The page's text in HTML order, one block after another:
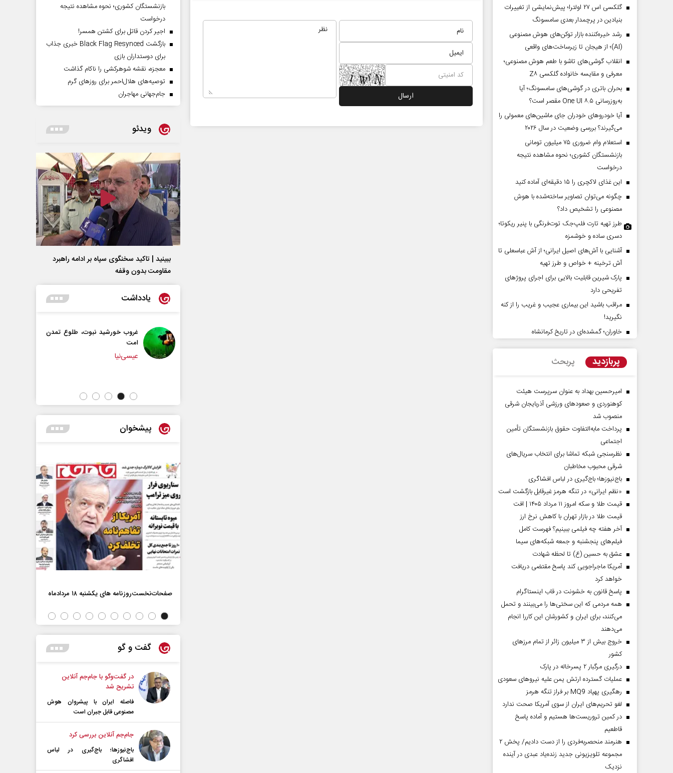
گلکسی اس ۲۷ اولترا؛ پیش‌نمایشی از تغییرات
بنیادین در پرچمدار بعدی سامسونگ
رشد خیره‌کننده بازار توکن‌های هوش مصنوعی
(AI)؛ از هیجان تا زیرساخت‌های واقعی
انقلاب گوشی‌های تاشو‌ با طعم هوش مصنوعی؛
معرفی و مقایسه خانواده گلکسی Z۸
بحران باتری در گوشی‌های سامسونگ؛ آیا
به‌روزرسانی One UI ۸.۵ مقصر است؟
آیا خودروهای خودران جای ماشین‌های معمولی را
می‌گیرند؟ بررسی وضعیت در سال ۲۰۲۶
استعلام وام ضروری ۷۵ میلیون تومانی
بازنشستگان کشوری؛ نحوه مشاهده نتیجه
درخواست
این غذای لاکچری را ۱۵ دقیقه‌ای آماده کنید
چگونه می‌توان تصاویر ساخته‌شده با هوش
مصنوعی را تشخیص داد؟
طرز تهیه تارت فلپ‌جک توت‌فرنگی با پنیر ریکوتا؛
دسری ساده و خوشمزه
آشنایی با آش‌های اصیل ایرانی؛ از آش عباسعلی تا
آش ترخینه + خواص و طرز تهیه
پارک شیرین قابلیت‌ بالایی برای اجرای پروژهای
تفریحی دارد
مراقب باشید این بیماری عجیب و غریب را از کنه
نگیرید!
خاوران؛ گمشده‌ای در تاریخ کرمانشاه
پربازدید پربحث
امیرحسین بهداد به عنوان سرپرست هیئت
کوهنوردی و صعودهای ورزشی آذربایجان شرقی
منصوب شد
پرداخت مابه‌التفاوت حقوق بازنشستگان تأمین
اجتماعی
نظرسنجی شبکه تماشا برای انتخاب سریال‌های
شرقی محبوب مخاطبان
باج‌نیوزها؛ باج‌گیری در لباس افشاگری
«نظم ایرانی» در تنگه هرمز غیرقابل بازگشت است
قیمت طلا و سکه امروز ۱۱ مرداد ۱۴۰۵ | افت
قیمت طلا در بازار تهران با کاهش نرخ ارز
آخر هفته چه فیلمی ببینیم؟ فهرست کامل
فیلم‌های پنجشنبه و جمعه شبکه‌های سیما
عشق به حسین (ع) تا لحظه شهادت
آمریکا ماجراجویی کند پاسخ مقتضی دریافت
خواهد کرد
پاسخ قانون به خشونت در قاب اینستاگرام
همه مردمی که این سختی‌ها را می‌بینند و تحمل
می‌کنند، برای ایران و کشورشان این کاررا انجام
می‌دهند
خروج بیش از ۳ میلیون زائر از تمام مرز‌های
کشور
درگیری مرگبار ۲ پسرخاله در پارک
عملیات گسترده ارتش یمن علیه نیروهای سعودی
رهگیری پهپاد MQ9 بر فراز تنگه هرمز
لغو تحریم‌های ایران از سوی آمریکا صحت ندارد
در کمین تروریست‌ها هستیم و آماده پاسخ
قاطعیم
هنرمند منحصر‌به‌فردی را از دست دادیم/ پخش ۲
مجموعه تلویزیونی جدید زنده‌یاد عبدی در آینده
نزدیک
بازنشستگان کشوری؛ نحوه مشاهده نتیجه
درخواست
اجیر کردن قاتل برای کشتن همسر!
بازگشت Black Flag Resynced خبری جذاب
برای دوستداران بازی
معجزه، نقشه شوهرکشی را ناکام گذاشت
توصیه‌های هلال‌احمر برای روز‌های گرم
جام‌جهانی مهاجران
ویدئو
ببینید | تاکید سخنگوی سپاه بر ادامه راهبرد
مقاومت بدون وقفه
یادداشت
پیامبر اکرم(ص)؛ ده ویژگی و چهار
دکتر ناصر رفیعی - پژوهشگر
داوود منظور - رئیس سابق سازمان برنامه و
غروب خورشید نبوت، طلوع تمدن
سازمان ملل بی‌بدیل نیست
پیشخوان
صفحات نخست‌روزنامه ها‌ی پنجشنبه‌۸ مردادماه
صفحات‌نخست‌روزنامه ها‌ی یکشنبه ۱۸ مردادماه
گفت و گو
در گفت‌و‌گو با جام‌جم آنلاین
تشریح شد
فاصله ایران با پیشرو‌ان هوش
مصنوعی قابل جبران است
جام‌جم آنلاین بررسی کرد
باج‌نیوزها؛ باج‌گیری در لباس
افشاگری